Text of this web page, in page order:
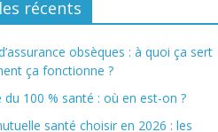
récents
obsèques : à quoi ça sert
ça fonctionne ?
du 100 % santé : où en est-on ?
santé choisir en 2026 : les